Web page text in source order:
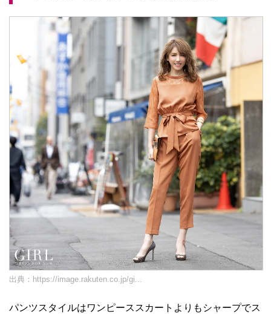
出典： https://image.rakuten.co.jp/gi...
パンツスタイルはワンピーススカートよりもシャープでス